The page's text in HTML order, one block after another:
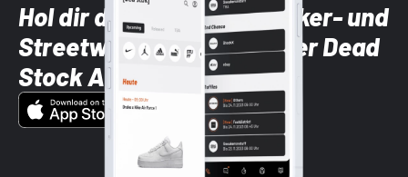
Hol dir die neuesten Sneaker- und
Streetwear-Brands mit der Dead
Stock App